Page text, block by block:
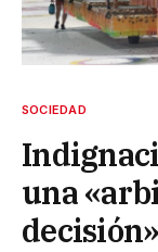
SOCIEDAD
una